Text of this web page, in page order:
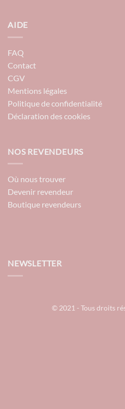
AIDE
FAQ
Contact
CGV
Mentions légales
Politique de confidentialité
Déclaration des cookies
NOS REVENDEURS
Où nous trouver
Devenir revendeur
Boutique revendeurs
NEWSLETTER
© 2021 - Tous droits